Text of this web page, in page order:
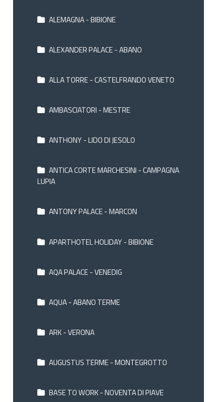
ALEMAGNA - BIBIONE
ALEXANDER PALACE - ABANO
ALLA TORRE - CASTELFRANDO VENETO
AMBASCIATORI - MESTRE
ANTHONY - LIDO DI JESOLO
ANTICA CORTE MARCHESINI - CAMPAGNA
LUPIA
ANTONY PALACE - MARCON
APARTHOTEL HOLIDAY - BIBIONE
AQA PALACE - VENEDIG
AQUA - ABANO TERME
ARK - VERONA
AUGUSTUS TERME - MONTEGROTTO
BASE TO WORK - NOVENTA DI PIAVE